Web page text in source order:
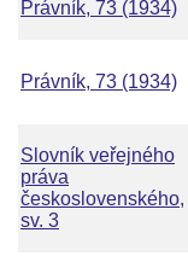
Právník, 73 (1934)
Právník, 73 (1934)
Slovník veřejného
práva
československého,
sv. 3